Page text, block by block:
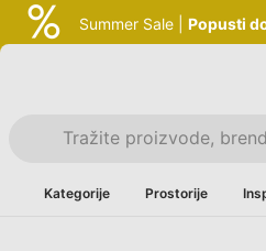
Summer Sale | Popusti
Kategorije Prostorije